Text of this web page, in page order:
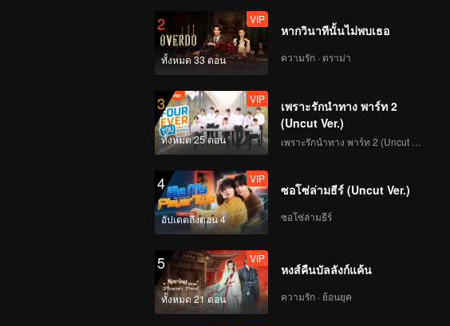
2
ทั้งหมด 33 ตอน
VIP
หากวินาทีนั้นไม่พบเธอ
ความรัก · ดราม่า
3
ทั้งหมด 25 ตอน
VIP
เพราะรักนำทาง พาร์ท 2
(Uncut Ver.)
4
อัปเดตถึงตอน 4
VIP
ซอโซ่ล่ามธีร์ (Uncut Ver.)
ซอโซ่ล่ามธีร์
5
ทั้งหมด 21 ตอน
VIP
หงส์คืนบัลลังก์แค้น
ความรัก · ย้อนยุค